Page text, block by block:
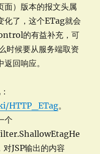
面）版本的报文头属
化了，这个ETag就会
的有益补充，可
时候要从服务端取资
回响应。
HTTP_ETag。
个
JSP输出的内容